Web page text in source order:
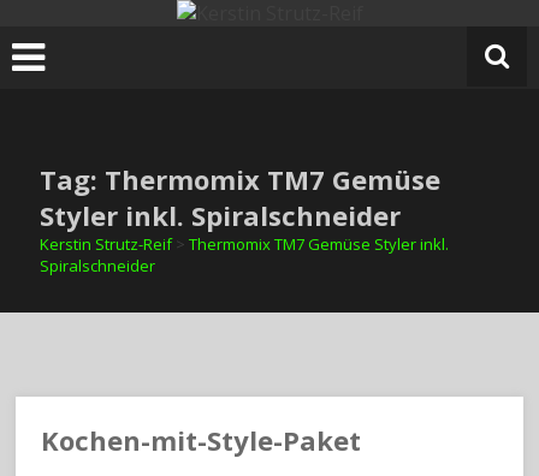
Inhalt
springen
Tag: Thermomix TM7 Gemüse
Styler inkl. Spiralschneider
Kerstin Strutz-Reif>Thermomix TM7 Gemüse Styler inkl.
Spiralschneider
Kochen-mit-Style-Paket